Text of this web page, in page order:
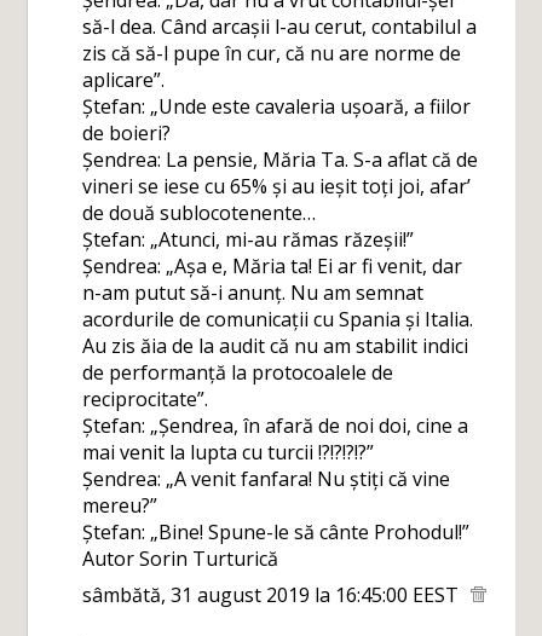
să-l dea. Când arcașii l-au cerut, contabilul a
zis că să-l pupe în cur, că nu are norme de
aplicare”.
Ștefan: „Unde este cavaleria ușoară, a fiilor
de boieri?
Șendrea: La pensie, Măria Ta. S-a aflat că de
vineri se iese cu 65% și au ieșit toți joi, afar’
de două sublocotenente…
Ștefan: „Atunci, mi-au rămas răzeșii!”
Șendrea: „Așa e, Măria ta! Ei ar fi venit, dar
n-am putut să-i anunț. Nu am semnat
acordurile de comunicații cu Spania și Italia.
Au zis ăia de la audit că nu am stabilit indici
de performanță la protocoalele de
reciprocitate”.
Ștefan: „Șendrea, în afară de noi doi, cine a
mai venit la lupta cu turcii !?!?!?!?”
Șendrea: „A venit fanfara! Nu știți că vine
mereu?”
Ștefan: „Bine! Spune-le să cânte Prohodul!”
Autor Sorin Turturică
sâmbătă, 31 august 2019 la 16:45:00 EEST